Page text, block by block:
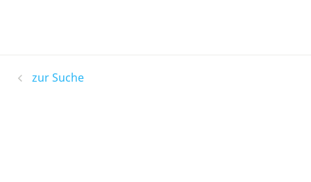
zur Suche